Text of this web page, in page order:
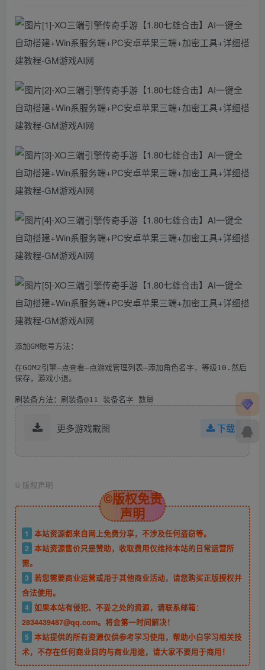
添加GM账号方法：
在GOM2引擎–点查看–点游戏管理列表–添加角色名字，等级10.然后
保存，游戏小退。
刷装备方法：刷装备@11 装备名字 数量
更多游戏截图 下载
© 版权声明
©版权免责
声明
1
本站资源都来自网上免费分享，不涉及任何盗窃等。
2 本站资源售价只是赞助，收取费用仅维持本站的日常运营所
需。
3 若您需要商业运营或用于其他商业活动，请您购买正版授权并
合法使用。
4 如果本站有侵犯、不妥之处的资源，请联系邮箱：
2834439487@qq.com。将会第一时间解决！
5 本站提供的所有资源仅供参考学习使用，帮助小白学习相关技
术，不存在任何商业目的与商业用途，请大家不要用于商用！